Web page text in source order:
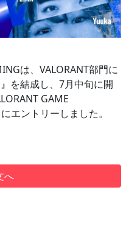
は、VALORANT部門に
を結成し、7月中旬に開
GAME
エントリーしました。
へ